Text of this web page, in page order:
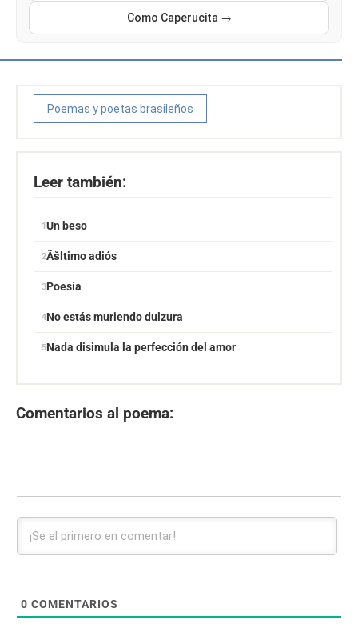
Como Caperucita →
Poemas y poetas brasileños
Leer también:
Un beso
Ãšltimo adiós
Poesía
No estás muriendo dulzura
Nada disimula la perfección del amor
Comentarios al poema:
0 COMENTARIOS